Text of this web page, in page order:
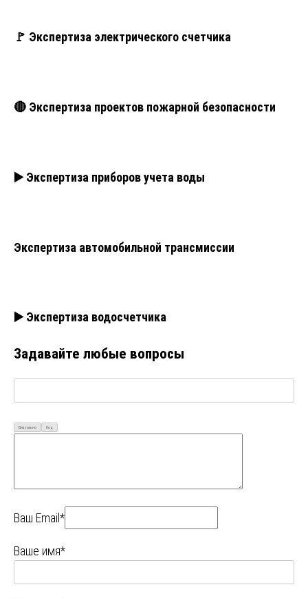
🚩 Экспертиза электрического счетчика
🔴 Экспертиза проектов пожарной безопасности
▶️ Экспертиза приборов учета воды
Экспертиза автомобильной трансмиссии
▶️ Экспертиза водосчетчика
Задавайте любые вопросы
Визуально Код
Ваш Email*
Ваше имя*